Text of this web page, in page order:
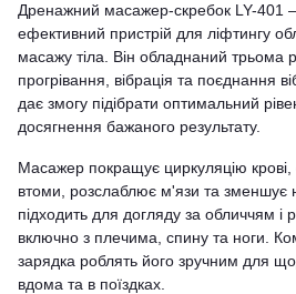
Дренажний масажер-скребок LY-401
ефективний пристрій для ліфтингу
масажу тіла. Він обладнаний трьома
прогрівання, вібрація та поєднання
дає змогу підібрати оптимальний
досягнення бажаного результату.
Масажер покращує циркуляцію крові,
втоми, розслаблює м'язи та зменшує
підходить для догляду за обличчям і
включно з плечима, спину та ноги.
зарядка роблять його зручним для
вдома та в поїздках.